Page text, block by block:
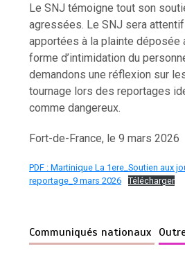
Le SNJ témoigne tout son
agressées. Le SNJ sera
apportées à la plainte déposée
forme d’intimidation du
demandons une réflexion sur
tournage lors des reportages
comme dangereux.
Fort-de-France, le 9 mars 2026
PDF : Martinique La 1ere_Soutien aux
reportage_9 mars 2026
Télécharger
Communiqués nationaux